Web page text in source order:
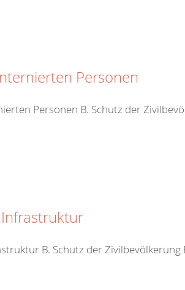
Personen
Personen B. Schutz der
B. Schutz der